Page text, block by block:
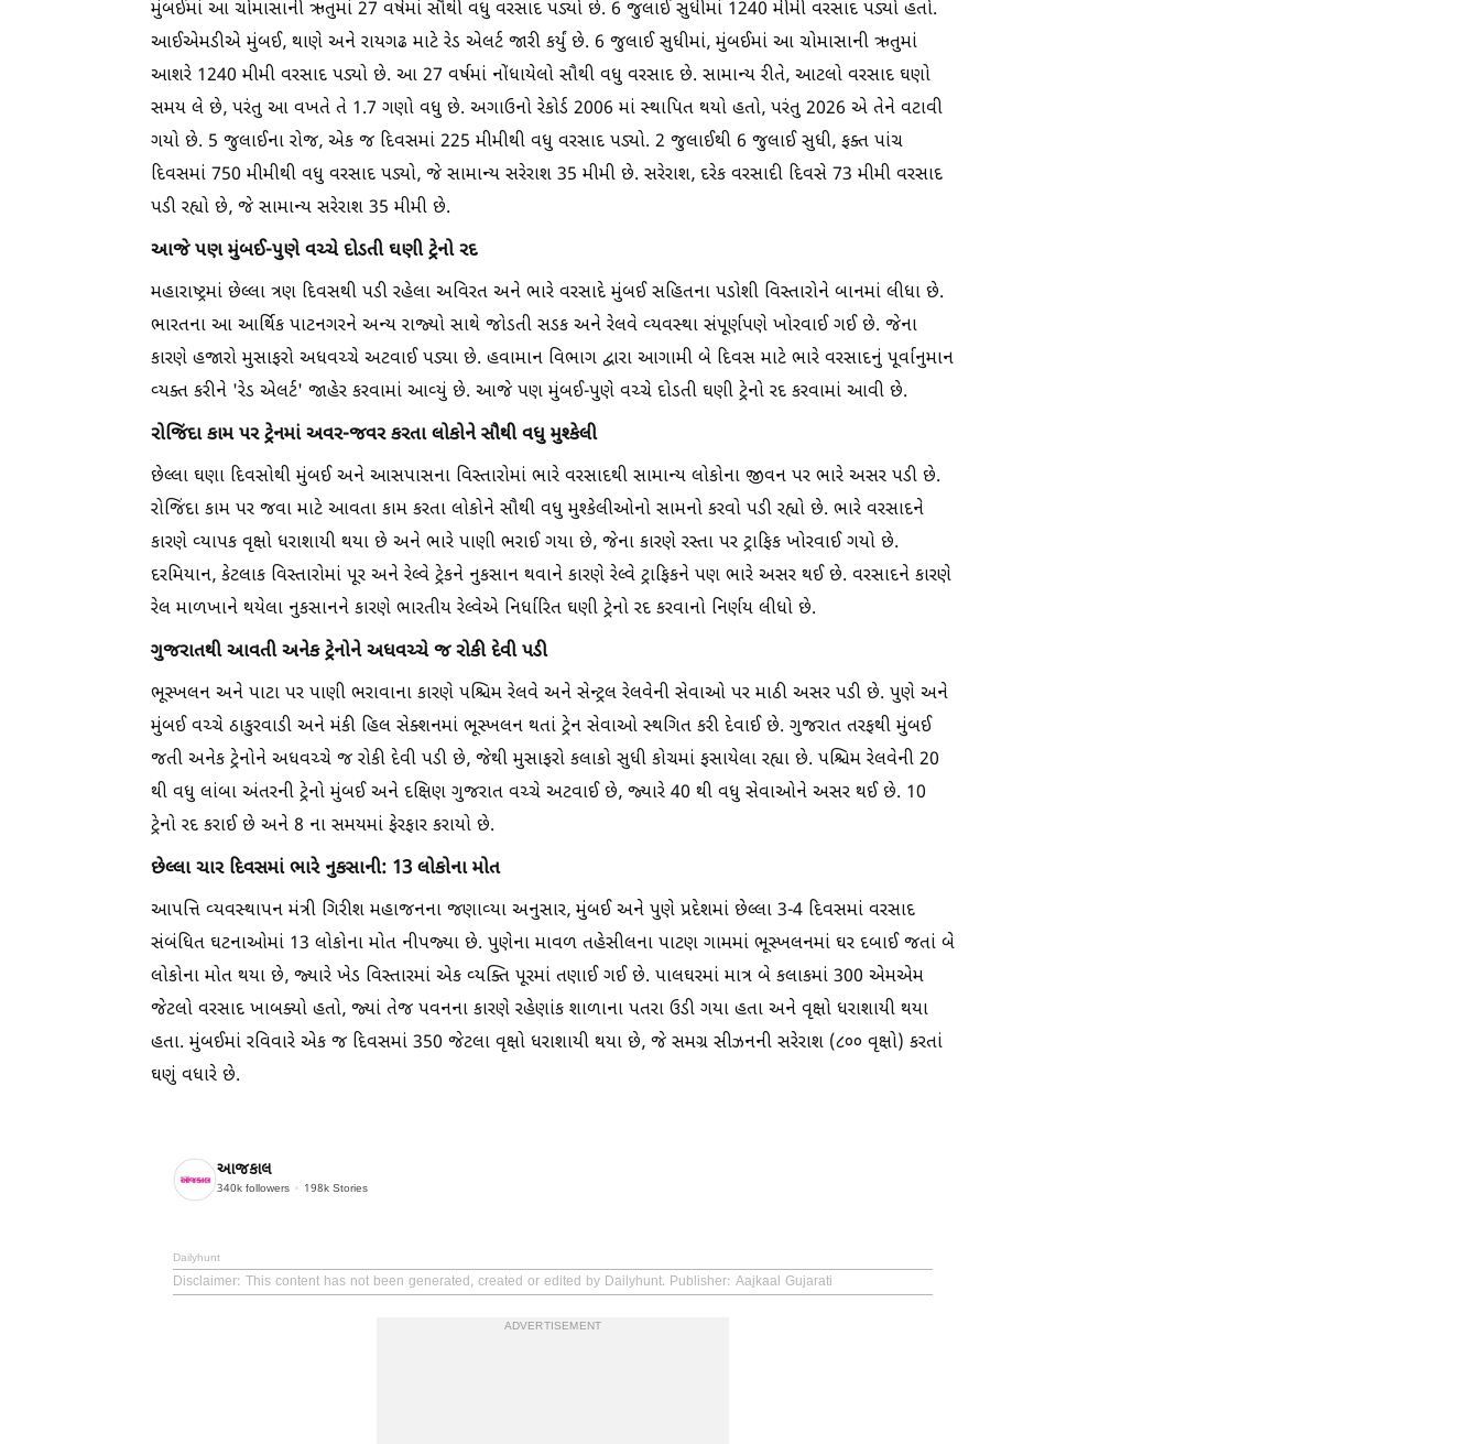
મુંબઈમાં આ ચોમાસાની ઋતુમાં 27 વર્ષમાં સૌથી વધુ વરસાદ પડ્યો છે. 6 જુલાઈ સુધીમાં 1240 મીમી વરસાદ પડ્યો હતો.
આઈએમડીએ મુંબઈ, થાણે અને રાયગઢ માટે રેડ એલર્ટ જારી કર્યું છે. 6 જુલાઈ સુધીમાં, મુંબઈમાં આ ચોમાસાની ઋતુમાં
આશરે 1240 મીમી વરસાદ પડ્યો છે. આ 27 વર્ષમાં નોંધાયેલો સૌથી વધુ વરસાદ છે. સામાન્ય રીતે, આટલો વરસાદ ઘણો
સમય લે છે, પરંતુ આ વખતે તે 1.7 ગણો વધુ છે. અગાઉનો રેકોર્ડ 2006 માં સ્થાપિત થયો હતો, પરંતુ 2026 એ તેને વટાવી
ગયો છે. 5 જુલાઈના રોજ, એક જ દિવસમાં 225 મીમીથી વધુ વરસાદ પડ્યો. 2 જુલાઈથી 6 જુલાઈ સુધી, ફક્ત પાંચ
દિવસમાં 750 મીમીથી વધુ વરસાદ પડ્યો, જે સામાન્ય સરેરાશ 35 મીમી છે. સરેરાશ, દરેક વરસાદી દિવસે 73 મીમી વરસાદ
પડી રહ્યો છે, જે સામાન્ય સરેરાશ 35 મીમી છે.
આજે પણ મુંબઈ-પુણે વચ્ચે દોડતી ઘણી ટ્રેનો રદ
મહારાષ્ટ્રમાં છેલ્લા ત્રણ દિવસથી પડી રહેલા અવિરત અને ભારે વરસાદે મુંબઈ સહિતના પડોશી વિસ્તારોને બાનમાં લીધા છે.
ભારતના આ આર્થિક પાટનગરને અન્ય રાજ્યો સાથે જોડતી સડક અને રેલવે વ્યવસ્થા સંપૂર્ણપણે ખોરવાઈ ગઈ છે. જેના
કારણે હજારો મુસાફરો અધવચ્ચે અટવાઈ પડ્યા છે. હવામાન વિભાગ દ્વારા આગામી બે દિવસ માટે ભારે વરસાદનું પૂર્વાનુમાન
વ્યક્ત કરીને 'રેડ એલર્ટ' જાહેર કરવામાં આવ્યું છે. આજે પણ મુંબઈ-પુણે વચ્ચે દોડતી ઘણી ટ્રેનો રદ કરવામાં આવી છે.
રોજિંદા કામ પર ટ્રેનમાં અવર-જવર કરતા લોકોને સૌથી વધુ મુશ્કેલી
છેલ્લા ઘણા દિવસોથી મુંબઈ અને આસપાસના વિસ્તારોમાં ભારે વરસાદથી સામાન્ય લોકોના જીવન પર ભારે અસર પડી છે.
રોજિંદા કામ પર જવા માટે આવતા કામ કરતા લોકોને સૌથી વધુ મુશ્કેલીઓનો સામનો કરવો પડી રહ્યો છે. ભારે વરસાદને
કારણે વ્યાપક વૃક્ષો ધરાશાયી થયા છે અને ભારે પાણી ભરાઈ ગયા છે, જેના કારણે રસ્તા પર ટ્રાફિક ખોરવાઈ ગયો છે.
દરમિયાન, કેટલાક વિસ્તારોમાં પૂર અને રેલ્વે ટ્રેકને નુકસાન થવાને કારણે રેલ્વે ટ્રાફિકને પણ ભારે અસર થઈ છે. વરસાદને કારણે
રેલ માળખાને થયેલા નુકસાનને કારણે ભારતીય રેલ્વેએ નિર્ધારિત ઘણી ટ્રેનો રદ કરવાનો નિર્ણય લીધો છે.
ગુજરાતથી આવતી અનેક ટ્રેનોને અધવચ્ચે જ રોકી દેવી પડી
ભૂસ્ખલન અને પાટા પર પાણી ભરાવાના કારણે પશ્ચિમ રેલવે અને સેન્ટ્રલ રેલવેની સેવાઓ પર માઠી અસર પડી છે. પુણે અને
મુંબઈ વચ્ચે ઠાકુરવાડી અને મંકી હિલ સેક્શનમાં ભૂસ્ખલન થતાં ટ્રેન સેવાઓ સ્થગિત કરી દેવાઈ છે. ગુજરાત તરફથી મુંબઈ
જતી અનેક ટ્રેનોને અધવચ્ચે જ રોકી દેવી પડી છે, જેથી મુસાફરો કલાકો સુધી કોચમાં ફસાયેલા રહ્યા છે. પશ્ચિમ રેલવેની 20
થી વધુ લાંબા અંતરની ટ્રેનો મુંબઈ અને દક્ષિણ ગુજરાત વચ્ચે અટવાઈ છે, જ્યારે 40 થી વધુ સેવાઓને અસર થઈ છે. 10
ટ્રેનો રદ કરાઈ છે અને 8 ના સમયમાં ફેરફાર કરાયો છે.
છેલ્લા ચાર દિવસમાં ભારે નુકસાની: 13 લોકોના મોત
આપત્તિ વ્યવસ્થાપન મંત્રી ગિરીશ મહાજનના જણાવ્યા અનુસાર, મુંબઈ અને પુણે પ્રદેશમાં છેલ્લા 3-4 દિવસમાં વરસાદ
સંબંધિત ઘટનાઓમાં 13 લોકોના મોત નીપજ્યા છે. પુણેના માવળ તહેસીલના પાટણ ગામમાં ભૂસ્ખલનમાં ઘર દબાઈ જતાં બે
લોકોના મોત થયા છે, જ્યારે ખેડ વિસ્તારમાં એક વ્યક્તિ પૂરમાં તણાઈ ગઈ છે. પાલઘરમાં માત્ર બે કલાકમાં 300 એમએમ
જેટલો વરસાદ ખાબક્યો હતો, જ્યાં તેજ પવનના કારણે રહેણાંક શાળાના પતરા ઉડી ગયા હતા અને વૃક્ષો ધરાશાયી થયા
હતા. મુંબઈમાં રવિવારે એક જ દિવસમાં 350 જેટલા વૃક્ષો ધરાશાયી થયા છે, જે સમગ્ર સીઝનની સરેરાશ (૮૦૦ વૃક્ષો) કરતાં
ઘણું વધારે છે.
આજકાલ
340k followers 198k Stories
Dailyhunt
Disclaimer: This content has not been generated, created or edited by Dailyhunt. Publisher: Aajkaal Gujarati
ADVERTISEMENT